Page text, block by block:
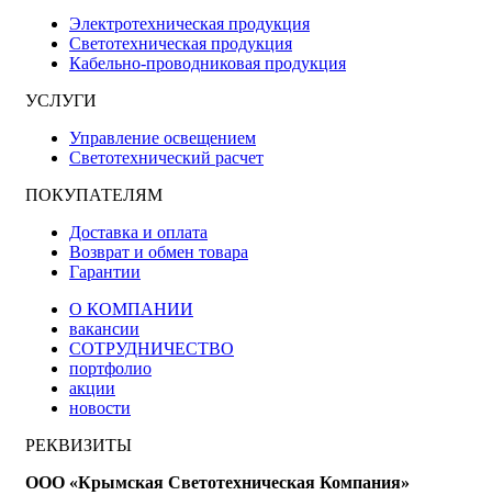
Электротехническая продукция
Светотехническая продукция
Кабельно-проводниковая продукция
УСЛУГИ
Управление освещением
Светотехнический расчет
ПОКУПАТЕЛЯМ
Доставка и оплата
Возврат и обмен товара
Гарантии
О КОМПАНИИ
вакансии
СОТРУДНИЧЕСТВО
портфолио
акции
новости
РЕКВИЗИТЫ
ООО «Крымская Светотехническая Компания»